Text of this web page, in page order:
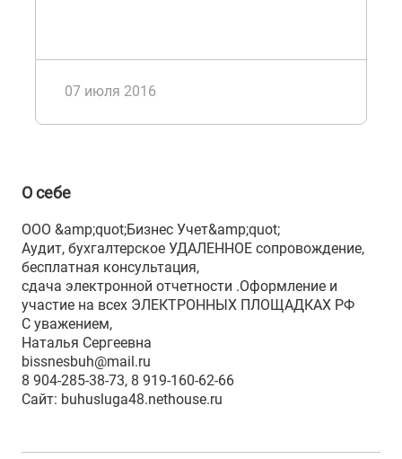
07 июля 2016
О себе
ООО &amp;quot;Бизнес Учет&amp;quot;
Аудит, бухгалтерское УДАЛЕННОЕ сопровождение,
бесплатная консультация,
сдача электронной отчетности .Оформление и
участие на всех ЭЛЕКТРОННЫХ ПЛОЩАДКАХ РФ
С уважением,
Наталья Сергеевна
bissnesbuh@mail.ru
8 904-285-38-73, 8 919-160-62-66
Сайт: buhusluga48.nethouse.ru